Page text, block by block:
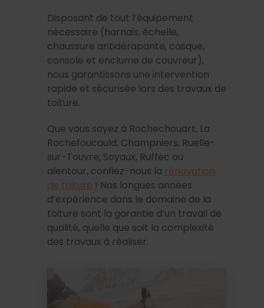
Disposant de tout l’équipement
nécessaire (harnais, échelle,
chaussure antidérapante, casque,
console et enclume de couvreur),
nous garantissons une intervention
rapide et sécurisée lors des travaux de
toiture.
Que vous soyez à Rochechouart, La
Rochefoucauld, Champniers, Ruelle-
sur-Touvre, Soyaux, Ruffec ou
alentour, confiez-nous la rénovation
de toiture ! Nos longues années
d’expérience dans le domaine de la
toiture sont la garantie d’un travail de
qualité, quelle que soit la complexité
des travaux à réaliser.